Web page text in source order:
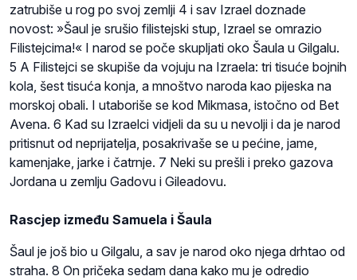
zatrubiše u rog po svoj zemlji 4 i sav Izrael doznade
novost: »Šaul je srušio filistejski stup, Izrael se omrazio
Filistejcima!« I narod se poče skupljati oko Šaula u Gilgalu.
5 A Filistejci se skupiše da vojuju na Izraela: tri tisuće bojnih
kola, šest tisuća konja, a mnoštvo naroda kao pijeska na
morskoj obali. I utaboriše se kod Mikmasa, istočno od Bet
Avena. 6 Kad su Izraelci vidjeli da su u nevolji i da je narod
pritisnut od neprijatelja, posakrivaše se u pećine, jame,
kamenjake, jarke i čatrnje. 7 Neki su prešli i preko gazova
Jordana u zemlju Gadovu i Gileadovu.
Rascjep između Samuela i Šaula
Šaul je još bio u Gilgalu, a sav je narod oko njega drhtao od
straha. 8 On pričeka sedam dana kako mu je odredio